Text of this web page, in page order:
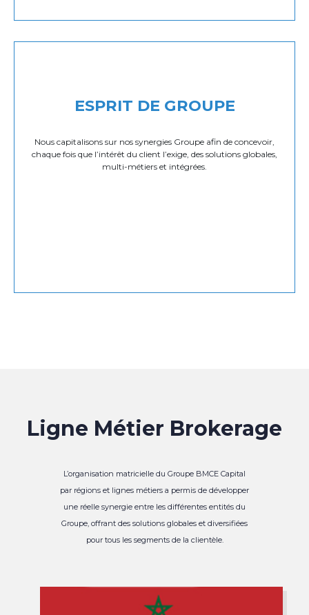
ESPRIT DE GROUPE
Nous capitalisons sur nos synergies Groupe afin de concevoir,
chaque fois que l’intérêt du client l’exige, des solutions globales,
multi-métiers et intégrées.
Ligne Métier Brokerage
L’organisation matricielle du Groupe BMCE Capital
par régions et lignes métiers a permis de développer
une réelle synergie entre les différentes entités du
Groupe, offrant des solutions globales et diversifiées
pour tous les segments de la clientèle.